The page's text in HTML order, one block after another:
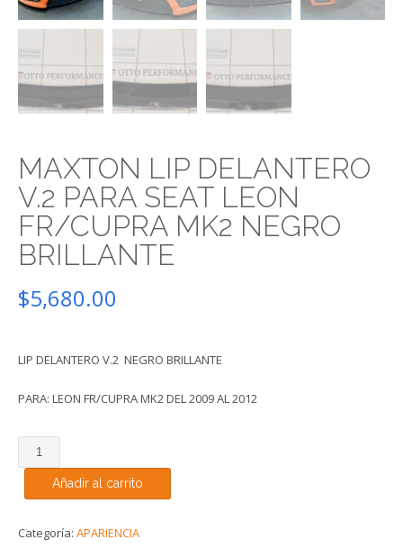
MAXTON LIP DELANTERO
V.2 PARA SEAT LEON
FR/CUPRA MK2 NEGRO
BRILLANTE
$5,680.00
LIP DELANTERO V.2 NEGRO BRILLANTE
PARA: LEON FR/CUPRA MK2 DEL 2009 AL 2012
MAXTON
LIP
DELANTERO
PARA
Añadir al carrito
Categoría: APARIENCIA